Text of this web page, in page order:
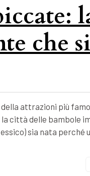
che
attrazioni più
città delle bambole
sia nata perché